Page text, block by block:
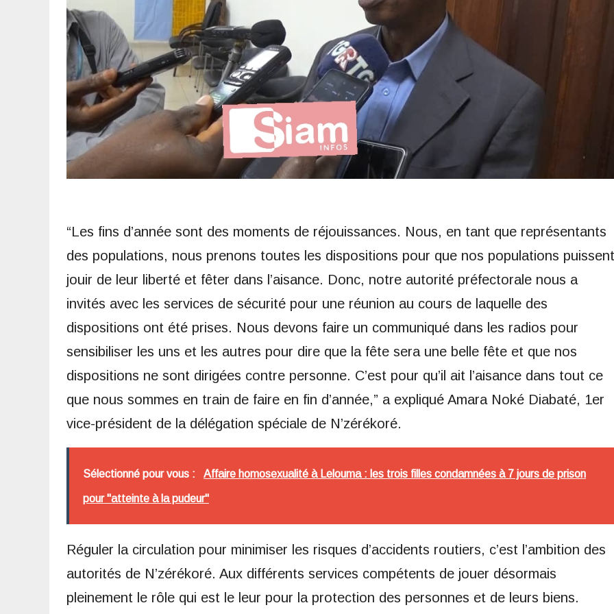
“Les fins d’année sont des moments de réjouissances. Nous, en tant que représentants
des populations, nous prenons toutes les dispositions pour que nos populations puissent
jouir de leur liberté et fêter dans l’aisance. Donc, notre autorité préfectorale nous a
invités avec les services de sécurité pour une réunion au cours de laquelle des
dispositions ont été prises. Nous devons faire un communiqué dans les radios pour
sensibiliser les uns et les autres pour dire que la fête sera une belle fête et que nos
dispositions ne sont dirigées contre personne. C’est pour qu’il ait l’aisance dans tout ce
que nous sommes en train de faire en fin d’année,” a expliqué Amara Noké Diabaté, 1er
vice-président de la délégation spéciale de N’zérékoré.
Sélectionné pour vous : Affaire homosexualité à Lelouma : les trois filles condamnées à 7 jours de prison
pour "atteinte à la pudeur"
Réguler la circulation pour minimiser les risques d’accidents routiers, c’est l’ambition des
autorités de N’zérékoré. Aux différents services compétents de jouer désormais
pleinement le rôle qui est le leur pour la protection des personnes et de leurs biens.